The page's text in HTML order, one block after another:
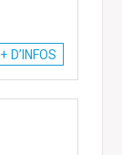
+ D’INFOS